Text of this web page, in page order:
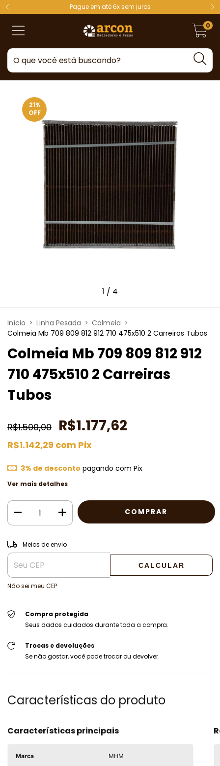
Pague em até 6x sem juros
0
21%
OFF
1 / 4
Início > Linha Pesada > Colmeia >
Colmeia Mb 709 809 812 912 710 475x510 2 Carreiras Tubos
Colmeia Mb 709 809 812 912
710 475x510 2 Carreiras
Tubos
R$1.500,00 R$1.177,62
R$1.142,29 com Pix
3% de desconto pagando com Pix
Ver mais detalhes
Entregas para o CEP:
Meios de envio
CALCULAR
Não sei meu CEP
Compra protegida
Seus dados cuidados durante toda a compra.
Trocas e devoluções
Se não gostar, você pode trocar ou devolver.
Características do produto
Características principais
Marca MHM